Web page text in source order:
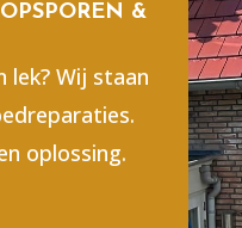
&
lek? Wij staan
oplossing.